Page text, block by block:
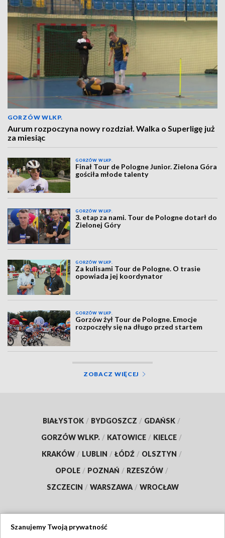
GORZÓW WLKP.
Aurum rozpoczyna nowy rozdział. Walka o Superligę już
za miesiąc
GORZÓW WLKP.
Finał Tour de Pologne Junior. Zielona Góra
gościła młode talenty
GORZÓW WLKP.
3. etap za nami. Tour de Pologne dotarł do
Zielonej Góry
GORZÓW WLKP.
Za kulisami Tour de Pologne. O trasie
opowiada jej koordynator
GORZÓW WLKP.
Gorzów żył Tour de Pologne. Emocje
rozpoczęły się na długo przed startem
ZOBACZ WIĘCEJ
BIAŁYSTOK / BYDGOSZCZ / GDAŃSK /
GORZÓW WLKP. / KATOWICE / KIELCE /
KRAKÓW / LUBLIN / ŁÓDŹ / OLSZTYN /
OPOLE / POZNAŃ / RZESZÓW /
SZCZECIN / WARSZAWA / WROCŁAW
Szanujemy Twoją prywatność